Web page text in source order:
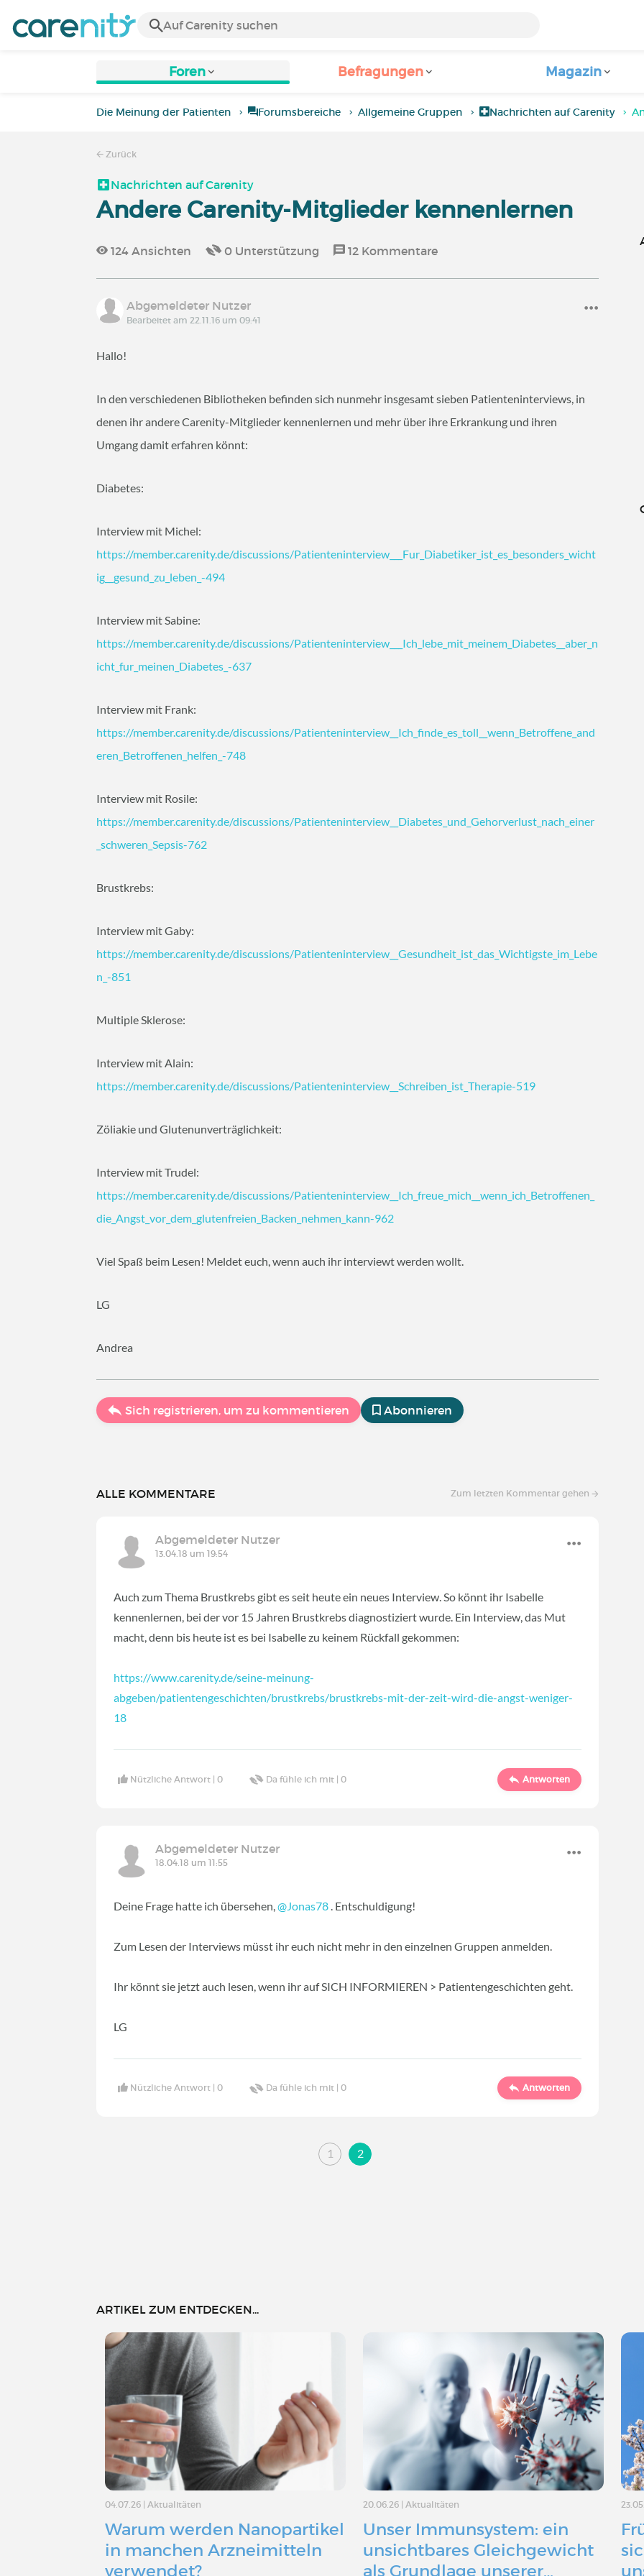
Foren Befragungen Magazin
Die Meinung der Patienten Forumsbereiche Allgemeine Gruppen Nachrichten auf Carenity
Zurück
Nachrichten auf Carenity
Andere Carenity-Mitglieder kennenlernen
124 Ansichten 0 Unterstützung 12 Kommentare
Abgemeldeter Nutzer
Bearbeitet am 22.11.16 um 09:41
Hallo!
In den verschiedenen Bibliotheken befinden sich nunmehr insgesamt sieben Patienteninterviews, in
denen ihr andere Carenity-Mitglieder kennenlernen und mehr über ihre Erkrankung und ihren
Umgang damit erfahren könnt:
Diabetes:
Interview mit Michel:
https://member.carenity.de/discussions/Patienteninterview___Fur_Diabetiker_ist_es_besonders_wicht
ig__gesund_zu_leben_-494
Interview mit Sabine:
https://member.carenity.de/discussions/Patienteninterview___Ich_lebe_mit_meinem_Diabetes__aber_n
icht_fur_meinen_Diabetes_-637
Interview mit Frank:
https://member.carenity.de/discussions/Patienteninterview__Ich_finde_es_toll__wenn_Betroffene_and
eren_Betroffenen_helfen_-748
Interview mit Rosile:
https://member.carenity.de/discussions/Patienteninterview__Diabetes_und_Gehorverlust_nach_einer
_schweren_Sepsis-762
Brustkrebs:
Interview mit Gaby:
https://member.carenity.de/discussions/Patienteninterview__Gesundheit_ist_das_Wichtigste_im_Lebe
n_-851
Multiple Sklerose:
Interview mit Alain:
https://member.carenity.de/discussions/Patienteninterview__Schreiben_ist_Therapie-519
Zöliakie und Glutenunverträglichkeit:
Interview mit Trudel:
https://member.carenity.de/discussions/Patienteninterview__Ich_freue_mich__wenn_ich_Betroffenen_
die_Angst_vor_dem_glutenfreien_Backen_nehmen_kann-962
Viel Spaß beim Lesen! Meldet euch, wenn auch ihr interviewt werden wollt.
LG
Andrea
Sich registrieren, um zu kommentieren Abonnieren
ALLE KOMMENTARE Zum letzten Kommentar gehen
Abgemeldeter Nutzer
13.04.18 um 19:54
Auch zum Thema Brustkrebs gibt es seit heute ein neues Interview. So könnt ihr Isabelle
kennenlernen, bei der vor 15 Jahren Brustkrebs diagnostiziert wurde. Ein Interview, das Mut
macht, denn bis heute ist es bei Isabelle zu keinem Rückfall gekommen:
https://www.carenity.de/seine-meinung-
abgeben/patientengeschichten/brustkrebs/brustkrebs-mit-der-zeit-wird-die-angst-weniger-
18
Nützliche Antwort |0 Da fühle ich mit |0 Antworten
Abgemeldeter Nutzer
18.04.18 um 11:55
Deine Frage hatte ich übersehen,@Jonas78 ‍ . Entschuldigung!
Zum Lesen der Interviews müsst ihr euch nicht mehr in den einzelnen Gruppen anmelden.
Ihr könnt sie jetzt auch lesen, wenn ihr auf SICH INFORMIEREN > Patientengeschichten geht.
LG
Nützliche Antwort |0 Da fühle ich mit |0 Antworten
1 2
ARTIKEL ZUM ENTDECKEN...
04.07.26 |Aktualitäten
Warum werden Nanopartikel
in manchen Arzneimitteln
verwendet?
20.06.26 |Aktualitäten
Unser Immunsystem: ein
unsichtbares Gleichgewicht
als Grundlage unserer…